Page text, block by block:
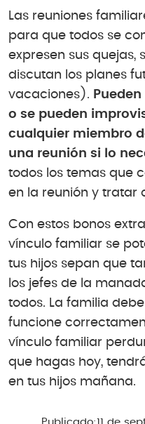
Las reuniones
para que todos se
expresen sus quejas,
discutan los planes
vacaciones).
o se pueden
cualquier miembro
una reunión si lo
todos los temas que
en la reunión y tratar
Con estos bonos
vínculo familiar se
tus hijos sepan que
los jefes de la
todos. La familia
funcione
vínculo familiar
que hagas hoy,
en tus hijos mañana.